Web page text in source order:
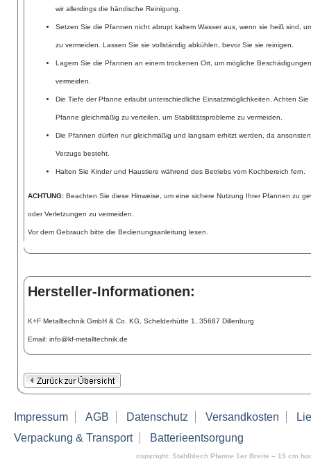
wir allerdings die händische Reinigung.
Setzen Sie die Pfannen nicht abrupt kaltem Wasser aus, wenn sie heiß sind,
zu vermeiden. Lassen Sie sie vollständig abkühlen, bevor Sie sie reinigen.
Lagern Sie die Pfannen an einem trockenen Ort, um mögliche
vermeiden.
Die Tiefe der Pfanne erlaubt unterschiedliche Einsatzmöglichkeiten. Achten
Pfanne gleichmäßig zu verteilen, um Stabilitätsprobleme zu vermeiden.
Die Pfannen dürfen nur gleichmäßig und langsam erhitzt werden, da
Verzugs besteht.
Halten Sie Kinder und Haustiere während des Betriebs vom Kochbereich fern.
ACHTUNG: Beachten Sie diese Hinweise, um eine sichere Nutzung Ihrer Pfannen zu
oder Verletzungen zu vermeiden.
Vor dem Gebrauch bitte die Bedienungsanleitung lesen.
Hersteller-Informationen:
K+F Metalltechnik GmbH & Co. KG, Schelderhütte 1, 35687 Dillenburg
Email: info@kf-metalltechnik.de
Impressum AGB Datenschutz Versandkosten
Verpackung & Transport
Batterieentsorgung
copyright: Stahlblech Pfanne 1er Breite – 15 cm